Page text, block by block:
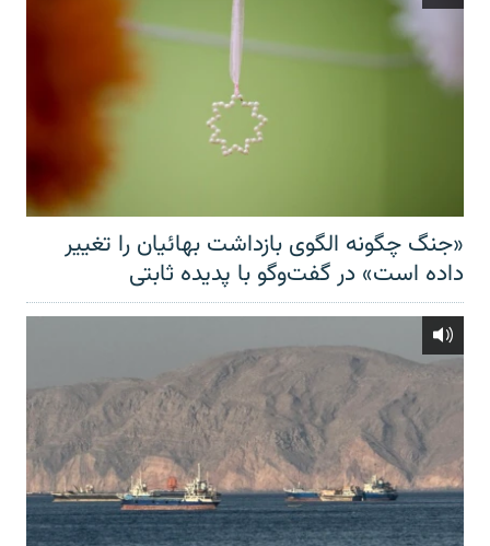
«جنگ چگونه الگوی بازداشت بهائیان را تغییر
داده است» در گفت‌وگو با پدیده ثابتی